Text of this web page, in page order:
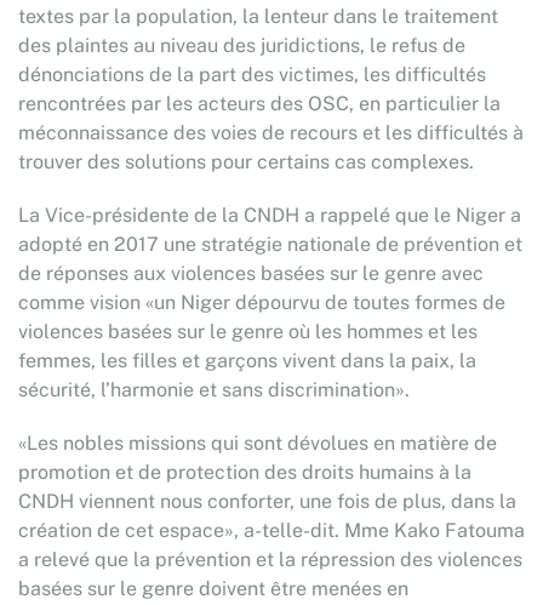
textes par la population, la lenteur dans le traitement
des plaintes au niveau des juridictions, le refus de
dénonciations de la part des victimes, les difficultés
rencontrées par les acteurs des OSC, en particulier la
méconnaissance des voies de recours et les difficultés à
trouver des solutions pour certains cas complexes.
La Vice-présidente de la CNDH a rappelé que le Niger a
adopté en 2017 une stratégie nationale de prévention et
de réponses aux violences basées sur le genre avec
comme vision «un Niger dépourvu de toutes formes de
violences basées sur le genre où les hommes et les
femmes, les filles et garçons vivent dans la paix, la
sécurité, l’harmonie et sans discrimination».
«Les nobles missions qui sont dévolues en matière de
promotion et de protection des droits humains à la
CNDH viennent nous conforter, une fois de plus, dans la
création de cet espace», a-telle-dit. Mme Kako Fatouma
a relevé que la prévention et la répression des violences
basées sur le genre doivent être menées en